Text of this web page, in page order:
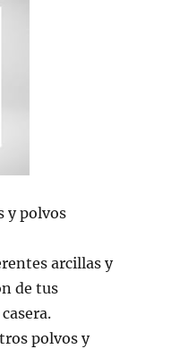
y polvos
arcillas y
de tus
polvos y